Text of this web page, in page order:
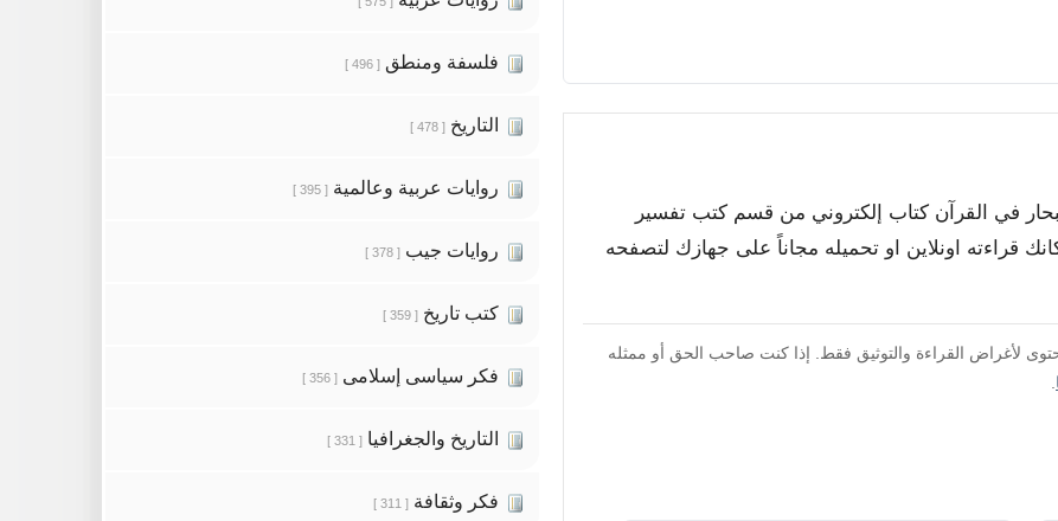
في القرآن كتاب إلكتروني من قسم كتب تفسير
قراءته اونلاين او تحميله مجاناً على جهازك لتصفحه
لأغراض القراءة والتوثيق فقط. إذا كنت صاحب الحق أو ممثله
فلسفة ومنطق [ 496 ]
التاريخ [ 478 ]
روايات عربية وعالمية [ 395 ]
روايات جيب [ 378 ]
كتب تاريخ [ 359 ]
فكر سياسى إسلامى [ 356 ]
التاريخ والجغرافيا [ 331 ]
فكر وثقافة [ 311 ]